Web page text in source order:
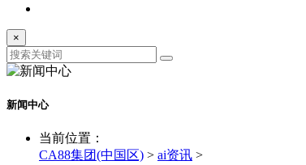
×
新闻中心
当前位置：
CA88集团(中国区) > ai资讯 >